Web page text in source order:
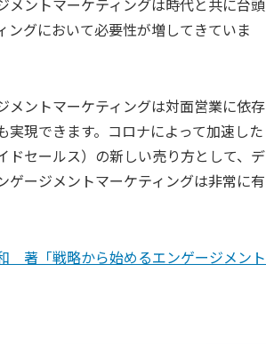
メントマーケティングは時代と共に台頭
ングにおいて必要性が増してきていま
メントマーケティングは対面営業に依存
実現できます。コロナによって加速した
ドセールス）の新しい売り方として、デ
ゲージメントマーケティングは非常に有
著「戦略から始めるエンゲージメント